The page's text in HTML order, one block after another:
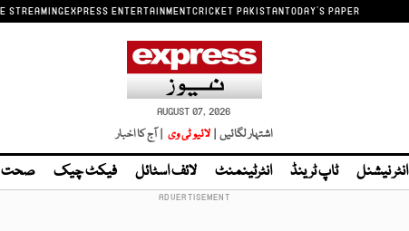
STREAMINGEXPRESS ENTERTAINMENTCRICKET PAKISTANTODAY'S PAPER
AUGUST 07, 2026
اشتہار لگائیں | لائیو ٹی وی | آج کا اخبار
انٹر نیشنل ٹاپ ٹرینڈ انٹرٹینمنٹ لائف اسٹائل فیکٹ چیک صحت